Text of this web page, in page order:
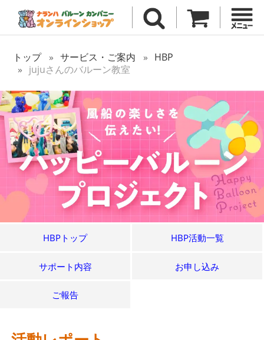
トップ サービス・ご案内
HBP
jujuさんのバルーン教室
HBPトップ HBP活動一覧
サポート内容 お申し込み
ご報告